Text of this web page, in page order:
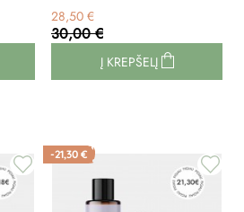
28,50 €
30,00 €
Į KREPŠELĮ
-21,30 €